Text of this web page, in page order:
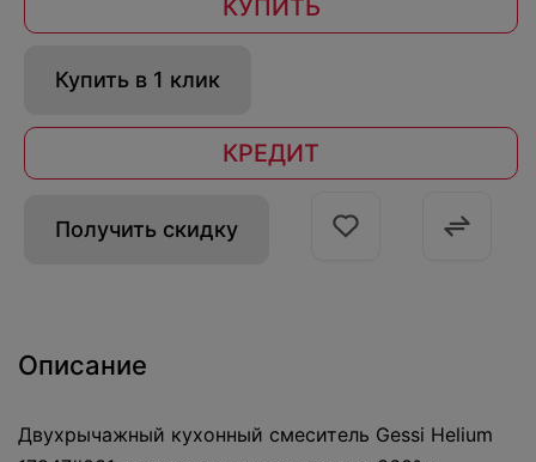
КУПИТЬ
Купить в 1 клик
КРЕДИТ
Получить скидку
Описание
Двухрычажный кухонный смеситель Gessi Helium